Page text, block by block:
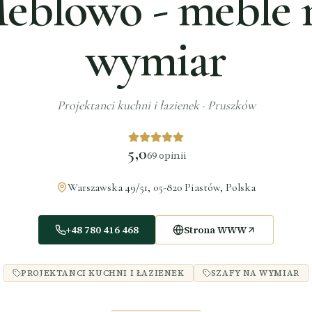
wymiar
Projektanci kuchni i łazienek· Pruszków
5,069opinii
Warszawska 49/51, 05-820 Piastów, Polska
+48 780 416 468 Strona WWW
PROJEKTANCI KUCHNI I ŁAZIENEK SZAFY NA WYMIAR